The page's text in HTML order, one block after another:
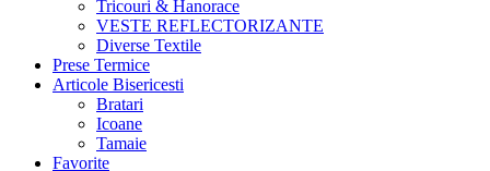
Tricouri & Hanorace
VESTE REFLECTORIZANTE
Diverse Textile
Prese Termice
Articole Bisericesti
Bratari
Icoane
Tamaie
Favorite